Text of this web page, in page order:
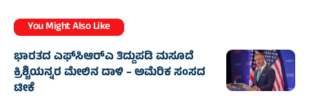
You Might Also Like
ಭಾರತದ ಎಫ್‌ಸಿಆರ್‌ಎ ತಿದ್ದುಪಡಿ ಮಸೂದೆ
ಕ್ರಿಶ್ಚಿಯನ್ನರ ಮೇಲಿನ ದಾಳಿ – ಅಮೆರಿಕ ಸಂಸದ
ಟೀಕೆ